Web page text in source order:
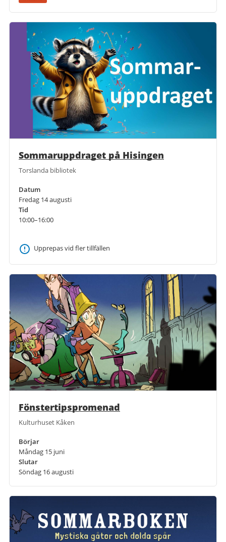
Sommaruppdraget på Hisingen
Torslanda bibliotek
Datum
Fredag 14 augusti
Tid
10:00–16:00
Upprepas vid fler tillfällen
Fönstertipspromenad
Kulturhuset Kåken
Börjar
Måndag 15 juni
Slutar
Söndag 16 augusti